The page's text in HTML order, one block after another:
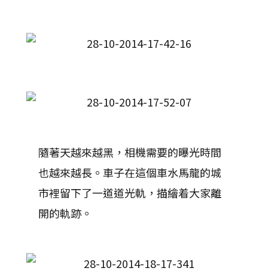
隨著天越來越黑，相機需要的曝光時間
也越來越長。車子在這個車水馬龍的城
市裡留下了一道道光軌，描繪着大家離
開的軌跡。